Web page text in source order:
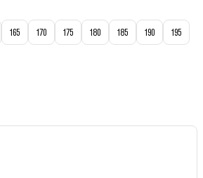
165 170 175 180 185 190 195